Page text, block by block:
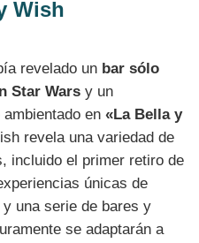
Wish
revelado un bar sólo
Star Wars y un
en «La Bella y
revela una variedad de
incluido el primer retiro de
únicas de
una serie de bares y
se adaptarán a